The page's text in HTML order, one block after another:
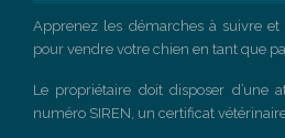
Apprenez les démarches à suivre
pour vendre votre chien en tant que
Le propriétaire doit disposer d’une
numéro SIREN, un certificat